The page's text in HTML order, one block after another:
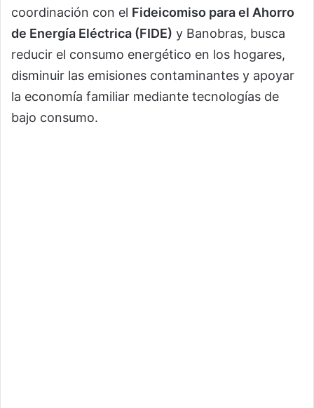
coordinación con el Fideicomiso para el Ahorro
de Energía Eléctrica (FIDE) y Banobras, busca
reducir el consumo energético en los hogares,
disminuir las emisiones contaminantes y apoyar
la economía familiar mediante tecnologías de
bajo consumo.